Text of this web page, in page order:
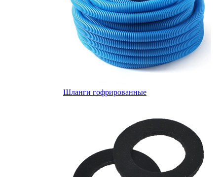
Шланги гофрированные